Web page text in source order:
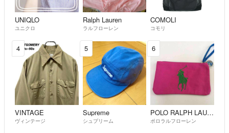
UNIQLO
ユニクロ
Ralph Lauren
ラルフローレン
COMOLI
コモリ
4
VINTAGE
ヴィンテージ
5
Supreme
シュプリーム
6
POLO RALPH LAUREN
ポロラルフローレン